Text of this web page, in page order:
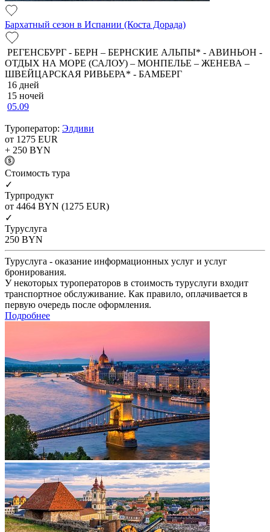
Бархатный сезон в Испании (Коста Дорада)
РЕГЕНСБУРГ - БЕРН – БЕРНСКИЕ АЛЬПЫ* - АВИНЬОН -
ОТДЫХ НА МОРЕ (САЛОУ) – МОНПЕЛЬЕ – ЖЕНЕВА –
ШВЕЙЦАРСКАЯ РИВЬЕРА* - БАМБЕРГ
16 дней
15 ночей
05.09
Туроператор: Элдиви
от 1275 EUR
+ 250 BYN
Cтоимость тура
✓
Турпродукт
от 4464 BYN (1275 EUR)
✓
Туруслуга
250 BYN
Туруслуга - оказание информационных услуг и услуг
бронирования.
У некоторых туроператоров в стоимость туруслуги входит
транспортное обслуживание. Как правило, оплачивается в
первую очередь после оформления.
Подробнее